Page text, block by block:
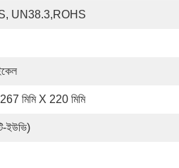
UN38.3,ROHS
মিমি X 220 মিমি
ইউভি)